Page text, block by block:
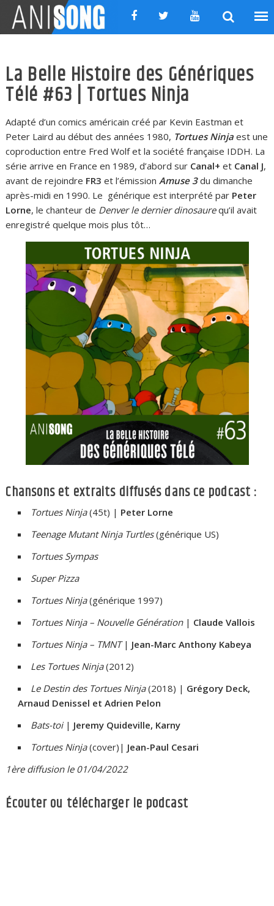
content
La Belle Histoire des Génériques
Télé #63 | Tortues Ninja
Adapté d’un comics américain créé par Kevin Eastman et
Peter Laird au début des années 1980, Tortues Ninja est une
coproduction entre Fred Wolf et la société française IDDH. La
série arrive en France en 1989, d’abord sur Canal+ et Canal J,
avant de rejoindre FR3 et l’émissionAmuse 3 du dimanche
après-midi en 1990. Le générique est interprété par Peter
Lorne, le chanteur de Denver le dernier dinosaurequ’il avait
enregistré quelque mois plus tôt…
Chansons et extraits diffusés dans ce podcast :
Tortues Ninja(45t) | Peter Lorne
Teenage Mutant Ninja Turtles(générique US)
Tortues Sympas
Super Pizza
Tortues Ninja(générique 1997)
Tortues Ninja – Nouvelle Génération| Claude Vallois
Tortues Ninja – TMNT| Jean-Marc Anthony Kabeya
Les Tortues Ninja(2012)
Le Destin des Tortues Ninja(2018) | Grégory Deck,
Arnaud Denissel et Adrien Pelon
Bats-toi| Jeremy Quideville, Karny
Tortues Ninja(cover)| Jean-Paul Cesari
1ère diffusion le 01/04/2022
Écouter ou télécharger le podcast